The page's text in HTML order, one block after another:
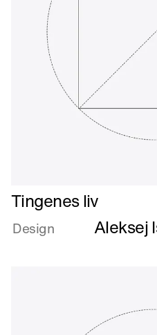
Læs
mere
om
Tingenes liv
Design Aleksej